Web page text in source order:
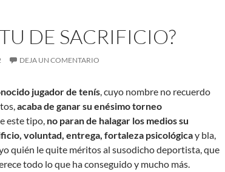
DE SACRIFICIO?
DEJA UN COMENTARIO
jugador de tenís, cuyo nombre no recuerdo
acaba de ganar su enésimo torneo
este tipo, no paran de halagar los medios su
voluntad, entrega, fortaleza psicológicay bla,
quién le quite méritos al susodicho deportista, que
todo lo que ha conseguido y mucho más.